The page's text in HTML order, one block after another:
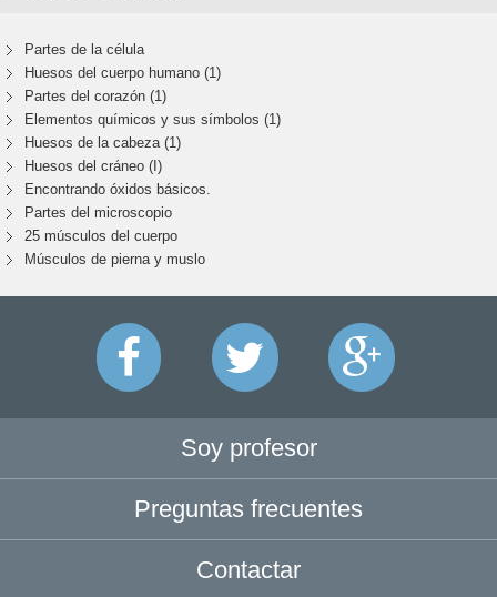
Partes de la célula
Huesos del cuerpo humano (1)
Partes del corazón (1)
Elementos químicos y sus símbolos (1)
Huesos de la cabeza (1)
Huesos del cráneo (I)
Encontrando óxidos básicos.
Partes del microscopio
25 músculos del cuerpo
Músculos de pierna y muslo
Soy profesor
Preguntas frecuentes
Contactar